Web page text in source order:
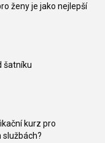
ženy je jako nejlepší
šatníku
kurz pro
službách?